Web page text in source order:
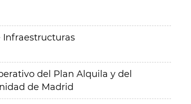
Infraestructuras
del Plan Alquila y del
de Madrid